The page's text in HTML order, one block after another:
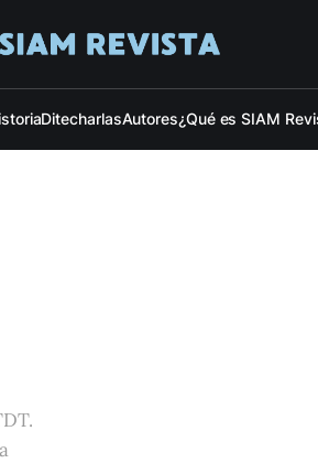
DitecharlasAutores¿Qué es SIAM